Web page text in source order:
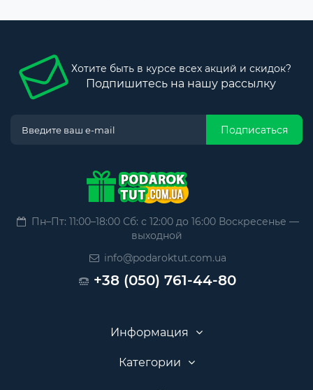
Хотите быть в курсе всех акций и скидок?
Подпишитесь на нашу рассылку
Подписаться
Пн–Пт: 11:00–18:00 Сб: с 12:00 до 16:00 Воскресенье —
выходной
info@podaroktut.com.ua
+38 (050) 761-44-80
Информация
Категории